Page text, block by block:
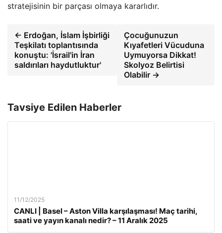
stratejisinin bir parçası olmaya kararlıdır.
← Erdoğan, İslam İşbirliği
Teşkilatı toplantısında
konuştu: 'İsrail'in İran
saldırıları haydutluktur'
Çocuğunuzun
Kıyafetleri Vücuduna
Uymuyorsa Dikkat!
Skolyoz Belirtisi
Olabilir →
Tavsiye Edilen Haberler
11/12/2025
CANLI | Basel – Aston Villa karşılaşması! Maç tarihi,
saati ve yayın kanalı nedir? – 11 Aralık 2025